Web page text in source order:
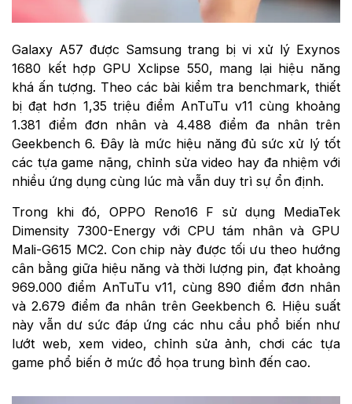
Galaxy A57 được Samsung trang bị vi xử lý Exynos
1680 kết hợp GPU Xclipse 550, mang lại hiệu năng
khá ấn tượng. Theo các bài kiểm tra benchmark, thiết
bị đạt hơn 1,35 triệu điểm AnTuTu v11 cùng khoảng
1.381 điểm đơn nhân và 4.488 điểm đa nhân trên
Geekbench 6. Đây là mức hiệu năng đủ sức xử lý tốt
các tựa game nặng, chỉnh sửa video hay đa nhiệm với
nhiều ứng dụng cùng lúc mà vẫn duy trì sự ổn định.
Trong khi đó, OPPO Reno16 F sử dụng MediaTek
Dimensity 7300-Energy với CPU tám nhân và GPU
Mali-G615 MC2. Con chip này được tối ưu theo hướng
cân bằng giữa hiệu năng và thời lượng pin, đạt khoảng
969.000 điểm AnTuTu v11, cùng 890 điểm đơn nhân
và 2.679 điểm đa nhân trên Geekbench 6. Hiệu suất
này vẫn dư sức đáp ứng các nhu cầu phổ biến như
lướt web, xem video, chỉnh sửa ảnh, chơi các tựa
game phổ biến ở mức đồ họa trung bình đến cao.